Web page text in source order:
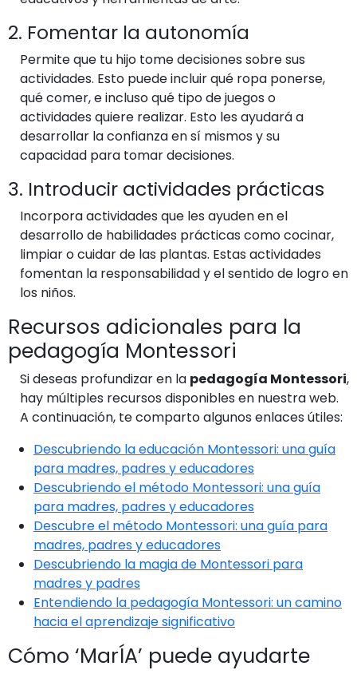
2. Fomentar la autonomía
Permite que tu hijo tome decisiones sobre sus
actividades. Esto puede incluir qué ropa ponerse,
qué comer, e incluso qué tipo de juegos o
actividades quiere realizar. Esto les ayudará a
desarrollar la confianza en sí mismos y su
capacidad para tomar decisiones.
3. Introducir actividades prácticas
Incorpora actividades que les ayuden en el
desarrollo de habilidades prácticas como cocinar,
limpiar o cuidar de las plantas. Estas actividades
fomentan la responsabilidad y el sentido de logro en
los niños.
Recursos adicionales para la
pedagogía Montessori
Si deseas profundizar en la pedagogía Montessori,
hay múltiples recursos disponibles en nuestra web.
A continuación, te comparto algunos enlaces útiles:
Descubriendo la educación Montessori: una guía
para madres, padres y educadores
Descubriendo el método Montessori: una guía
para madres, padres y educadores
Descubre el método Montessori: una guía para
madres, padres y educadores
Descubriendo la magia de Montessori para
madres y padres
Entendiendo la pedagogía Montessori: un camino
hacia el aprendizaje significativo
Cómo ‘MarÍA’ puede ayudarte